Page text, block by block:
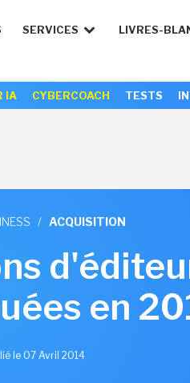
SERVICES LIVRES-
IA CYBERCOACH TESTS
/ ACQUISITION
en
le 07 Avril 2014